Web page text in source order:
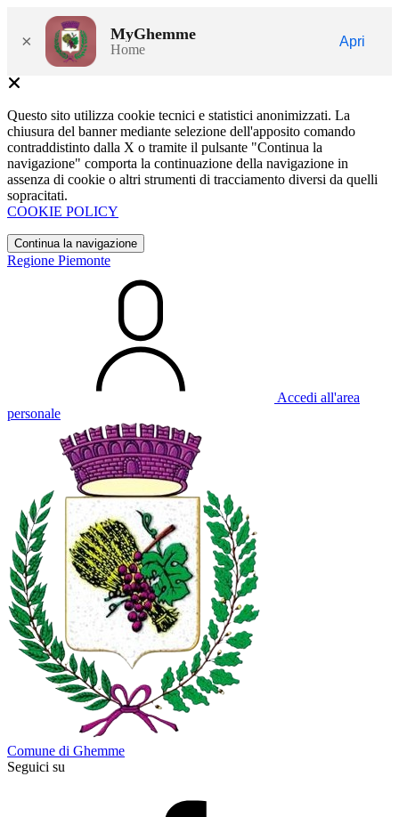
× MyGhemme
Home
Apri
Questo sito utilizza cookie tecnici e statistici anonimizzati. La
chiusura del banner mediante selezione dell'apposito comando
contraddistinto dalla X o tramite il pulsante "Continua la
navigazione" comporta la continuazione della navigazione in
assenza di cookie o altri strumenti di tracciamento diversi da quelli
sopracitati.
COOKIE POLICY
Continua la navigazione
Regione Piemonte
Accedi all'area
personale
Comune di Ghemme
Seguici su